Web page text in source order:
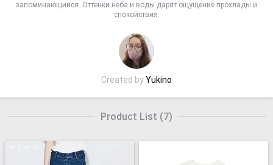
запоминающийся. Оттенки неба и воды дарят ощущение прохлады и
спокойствия.
Created byYukino
Product List (7)